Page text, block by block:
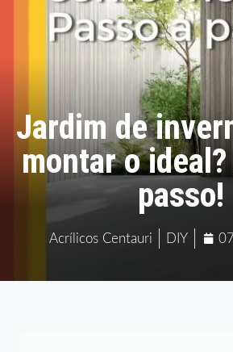
Jardim de
montar o
passo!
Acrílicos Centauri DIY